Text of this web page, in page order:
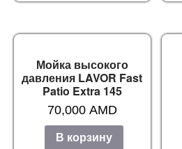
Мойка высокого
давления LAVOR Fast
Patio Extra 145
70,000 AMD
В корзину